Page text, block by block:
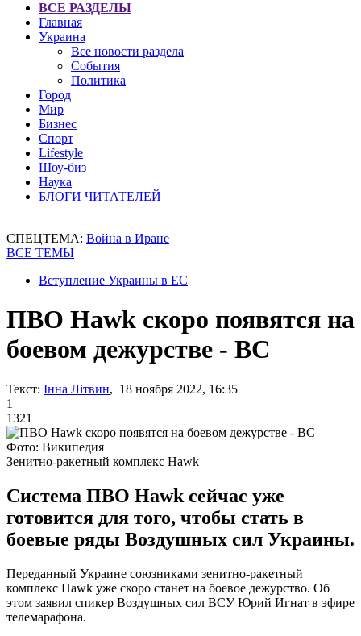
ВСЕ РАЗДЕЛЫ
Главная
Украина
Все новости раздела
События
Политика
Город
Мир
Бизнес
Спорт
Lifestyle
Шоу-биз
Наука
БЛОГИ ЧИТАТЕЛЕЙ
СПЕЦТЕМА: Война в Иране
ВСЕ ТЕМЫ
Вступление Украины в ЕС
ПВО Hawk скоро появятся на
боевом дежурстве - ВС
Текст: Інна Літвин, 18 ноября 2022, 16:35
1
1321
Фото: Википедия
Зенитно-ракетный комплекс Hawk
Система ПВО Hawk сейчас уже
готовится для того, чтобы стать в
боевые ряды Воздушных сил Украины.
Переданный Украине союзниками зенитно-ракетный
комплекс Hawk уже скоро станет на боевое дежурство. Об
этом заявил спикер Воздушных сил ВСУ Юрий Игнат в эфире
телемарафона.